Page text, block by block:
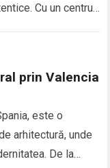
Cu un centru
în timp care îi va
prin Valencia
este o
arhitectură, unde
De la